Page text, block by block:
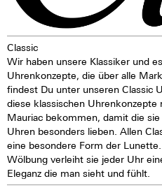
2 Drücker
1 Korrektor-Drücker
Automatischer Aufzug mit
Kugellager
Stunden, Minuten, kleine
Sekunde
Sekundenstoppvorrichtung
Rückersystem ETACHRON und
Rückerkorrektor
28.800 Halbschwingungen pro
Stunde; 4 Hz
Chronograph 60 Sekunden
30 Minuten- und 12 Stunden-
Zähler
Classic
Wir haben unsere Klassiker und
Uhrenkonzepte, die über alle
findest Du unter unseren Classic
diese klassischen Uhrenkonzepte
Mauriac bekommen, damit die
Uhren besonders lieben. Allen
eine besondere Form der
Wölbung verleiht sie jeder Uhr
Eleganz die man sieht und fühlt.